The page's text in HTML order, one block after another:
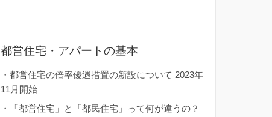
都営住宅・アパートの基本
・都営住宅の倍率優遇措置の新設について 2023年
11月開始
・
「都営住宅」と「都民住宅」って何が違うの？